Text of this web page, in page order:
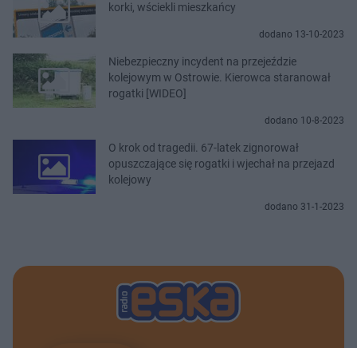
korki, wściekli mieszkańcy
dodano 13-10-2023
Niebezpieczny incydent na przejeździe
kolejowym w Ostrowie. Kierowca staranował
rogatki [WIDEO]
dodano 10-8-2023
O krok od tragedii. 67-latek zignorował
opuszczające się rogatki i wjechał na przejazd
kolejowy
dodano 31-1-2023